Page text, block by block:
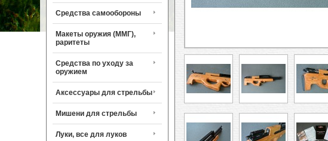
Средства самообороны
Макеты оружия (ММГ),
раритеты
Средства по уходу за
оружием
Аксессуары для стрельбы
Мишени для стрельбы
Луки, все для луков